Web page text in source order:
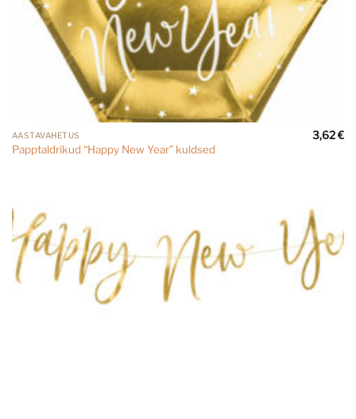
AASTAVAHETUS
Papptaldrikud “Happy New Year” kuldsed
3,62€